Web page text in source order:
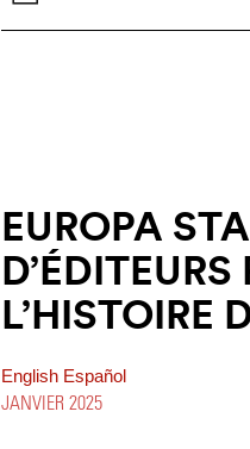
EUROPA
L’HISTOIRE
English Español
JANVIER 2025